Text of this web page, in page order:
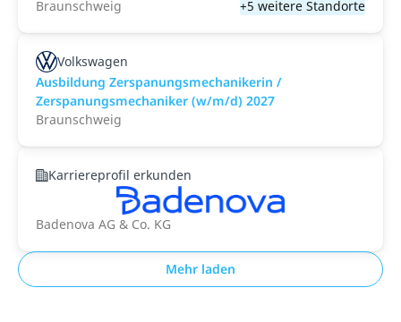
Braunschweig +5 weitere Standorte
Volkswagen
Ausbildung Zerspanungsmechanikerin /
Zerspanungsmechaniker (w/m/d) 2027
Braunschweig
Karriereprofil erkunden
Badenova AG & Co. KG
Mehr laden